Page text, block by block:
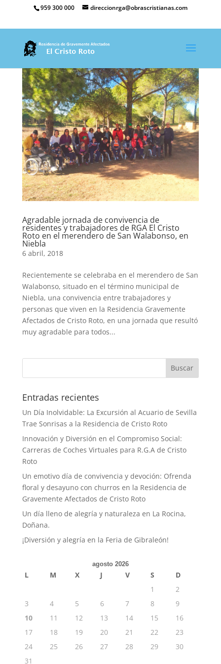
959 300 000 direccionrga@obrascristianas.com
Agradable jornada de convivencia de
residentes y trabajadores de RGA El Cristo
Roto en el merendero de San Walabonso, en
Niebla
6 abril, 2018
Recientemente se celebraba en el merendero de San
Walabonso, situado en el término municipal de
Niebla, una convivencia entre trabajadores y
personas que viven en la Residencia Gravemente
Afectados de Cristo Roto, en una jornada que resultó
muy agradable para todos...
Buscar
Entradas recientes
Un Día Inolvidable: La Excursión al Acuario de Sevilla
Trae Sonrisas a la Residencia de Cristo Roto
Innovación y Diversión en el Compromiso Social:
Carreras de Coches Virtuales para R.G.A de Cristo
Roto
Un emotivo día de convivencia y devoción: Ofrenda
floral y desayuno con churros en la Residencia de
Gravemente Afectados de Cristo Roto
Un día lleno de alegría y naturaleza en La Rocina,
Doñana.
¡Diversión y alegría en la Feria de Gibraleón!
agosto 2026
L M X J V S
D
1
2
3
4 5 6 7 8
9
10
11 12 13 14 15
16
17
18 19 20 21 22
23
24
25 26 27 28 29
30
31